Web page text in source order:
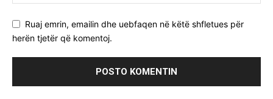
Ruaj emrin, emailin dhe uebfaqen në këtë shfletues për
herën tjetër që komentoj.